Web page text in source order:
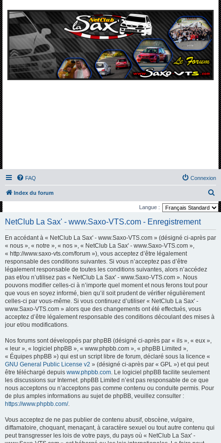
FAQ Connexion
Index du forum
e
Langue :
NetClub La Sax' - www.Saxo-VTS.com - Enregistrement
En accédant à « NetClub La Sax' - www.Saxo-VTS.com » (désigné ci-après par
« nous », « notre », « nos », « NetClub La Sax' - www.Saxo-VTS.com »,
« http://www.saxo-vts.com/forum »), vous acceptez d’être légalement
responsable des conditions suivantes. Si vous n’acceptez pas d’être
légalement responsable de toutes les conditions suivantes, alors n’accédez
pas et/ou n’utilisez pas « NetClub La Sax' - www.Saxo-VTS.com ». Nous
pouvons modifier celles-ci à n’importe quel moment et nous ferons tout pour
que vous en soyez informé, bien qu’il soit prudent de vérifier régulièrement
celles-ci par vous-même. Si vous continuez d’utiliser « NetClub La Sax' -
www.Saxo-VTS.com » alors que des changements ont été effectués, vous
acceptez d’être légalement responsable des conditions découlant des mises à
jour et/ou modifications.
Nos forums sont développés par phpBB (désigné ci-après par « ils », « eux »,
« leur », « logiciel phpBB », « www.phpbb.com », « phpBB Limited »,
« Équipes phpBB ») qui est un script libre de forum, déclaré sous la licence «
GNU General Public License v2 » (désigné ci-après par « GPL ») et qui peut
être téléchargé depuis www.phpbb.com. Le logiciel phpBB facilite seulement
les discussions sur Internet. phpBB Limited n’est pas responsable de ce que
nous acceptons ou n’acceptons pas comme contenu ou conduite permis. Pour
de plus amples informations au sujet de phpBB, veuillez consulter :
https://www.phpbb.com/.
Vous acceptez de ne pas publier de contenu abusif, obscène, vulgaire,
diffamatoire, choquant, menaçant, à caractère sexuel ou tout autre contenu qui
peut transgresser les lois de votre pays, du pays où « NetClub La Sax' -